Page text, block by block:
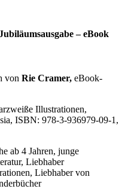
– eBook
von Rie Cramer, eBook-
Illustrationen,
ISBN: 978-3-936979-09-1,
ab 4 Jahren, junge
Liebhaber
Liebhaber von